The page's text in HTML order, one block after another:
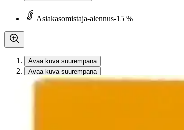
Asiakasomistaja-alennus-15 %
Avaa kuva suurempana
Avaa kuva suurempana
Karusellin nuolipainikkeet